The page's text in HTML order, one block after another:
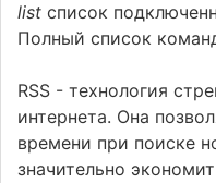
list список
Полный список
RSS - технология
интернета. Она
времени при поиске
значительно